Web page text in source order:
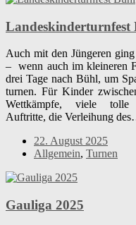
Landeskinderturnfest
Auch mit den Jüngeren
– wenn auch im kleineren
drei Tage nach Bühl, um
turnen. Für Kinder
Wettkämpfe, viele tolle
Auftritte, die Verleihung
22. August 2025
Allgemein, Turnen
Gauliga 2025